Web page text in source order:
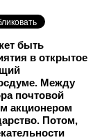
быть
в открытое
Между
почтовой
акционером
Потом,